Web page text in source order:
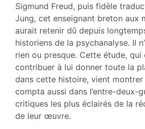
Sigmund Freud, puis fidèle
Jung, cet enseignant breton aux
aurait retenir dû depuis
historiens de la psychanalyse. Il
rien ou presque. Cette étude, qui
contribuer à lui donner toute la
dans cette histoire, vient montrer
compta aussi dans l’entre-deux-
critiques les plus éclairés de la
de leur œuvre.